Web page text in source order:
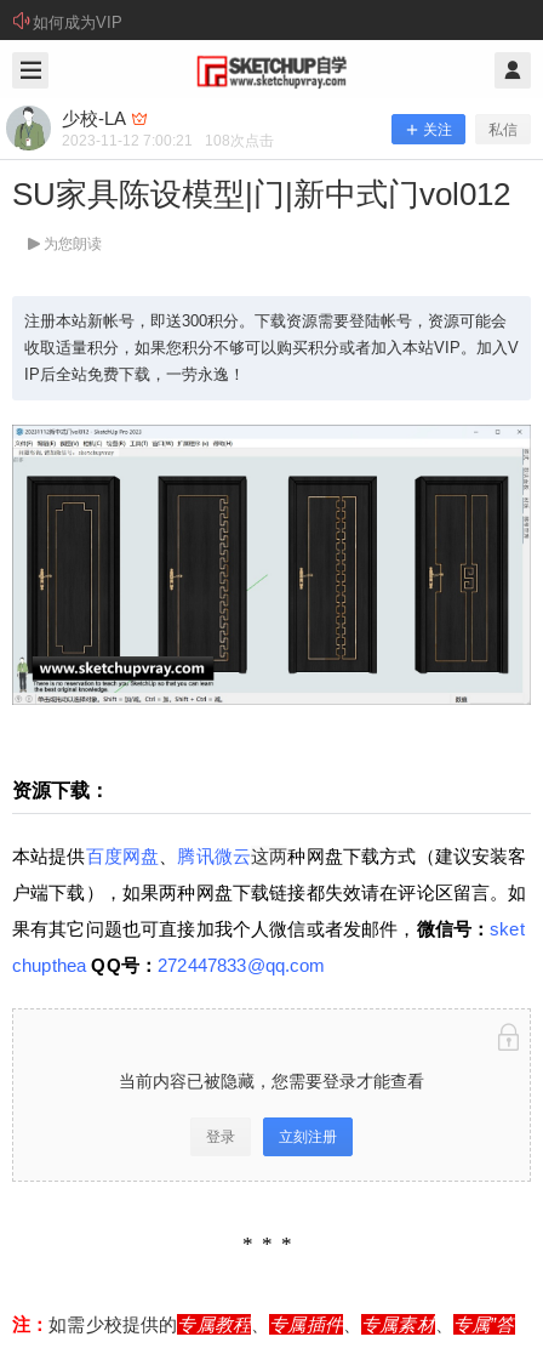
如何成为VIP
少校-LA
2023-11-12 7:00:21 108次点击
关注 私信
SU家具陈设模型|门|新中式门vol012
为您朗读
注册本站新帐号，即送300积分。下载资源需要登陆帐号，资源可能会
收取适量积分，如果您积分不够可以购买积分或者加入本站VIP。加入V
IP后全站免费下载，一劳永逸！
资源下载：
本站提供百度网盘 腾讯微云这两种网盘下载方式（建议安装客
户端下载），如果两种网盘下载链接都失效请在评论区留言。如
果有其它问题也可直接加我个人微信或者发邮件， 微信号：sket
chuptheaQQ号： 272447833@qq.com
当前内容已被隐藏，您需要登录才能查看
登录 立刻注册
注：如需少校提供的专属教程 专属插件、 专属素材、 专属”答
少校-LA @ SketchUp自学
SU家具陈设模型|门|新中式门vol012
注册本站新帐号，即送300积分。下载资源需要登陆
帐号，资源可能会收取适量积分，如果您积分不够
可以购买积分或者加入本站VIP。加入VIP后全站免
费下载，一劳永逸！